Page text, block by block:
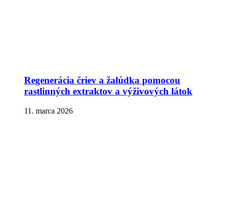
Regenerácia čriev a žalúdka pomocou
rastlinných extraktov a výživových látok
11. marca 2026